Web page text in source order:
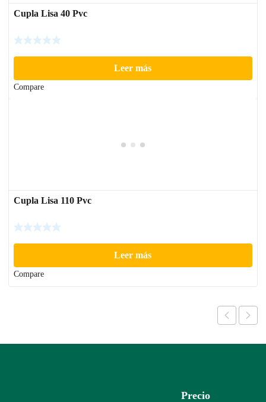
Cupla Lisa 40 Pvc
Leer más
Compare
Cupla Lisa 110 Pvc
Leer más
Compare
Precio